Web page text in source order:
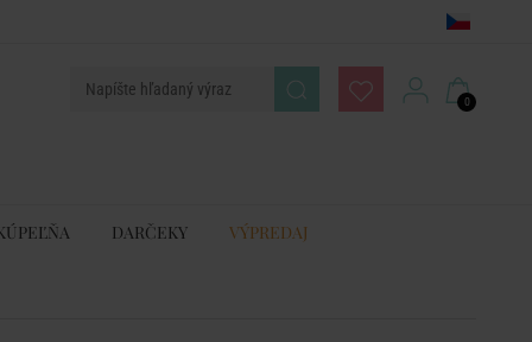
0
DARČEKY VÝPREDAJ